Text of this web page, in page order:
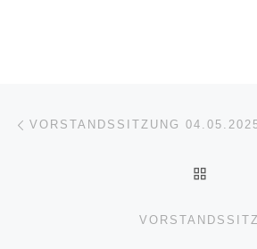
Beitragsnavigation
VORSTANDSSITZUNG